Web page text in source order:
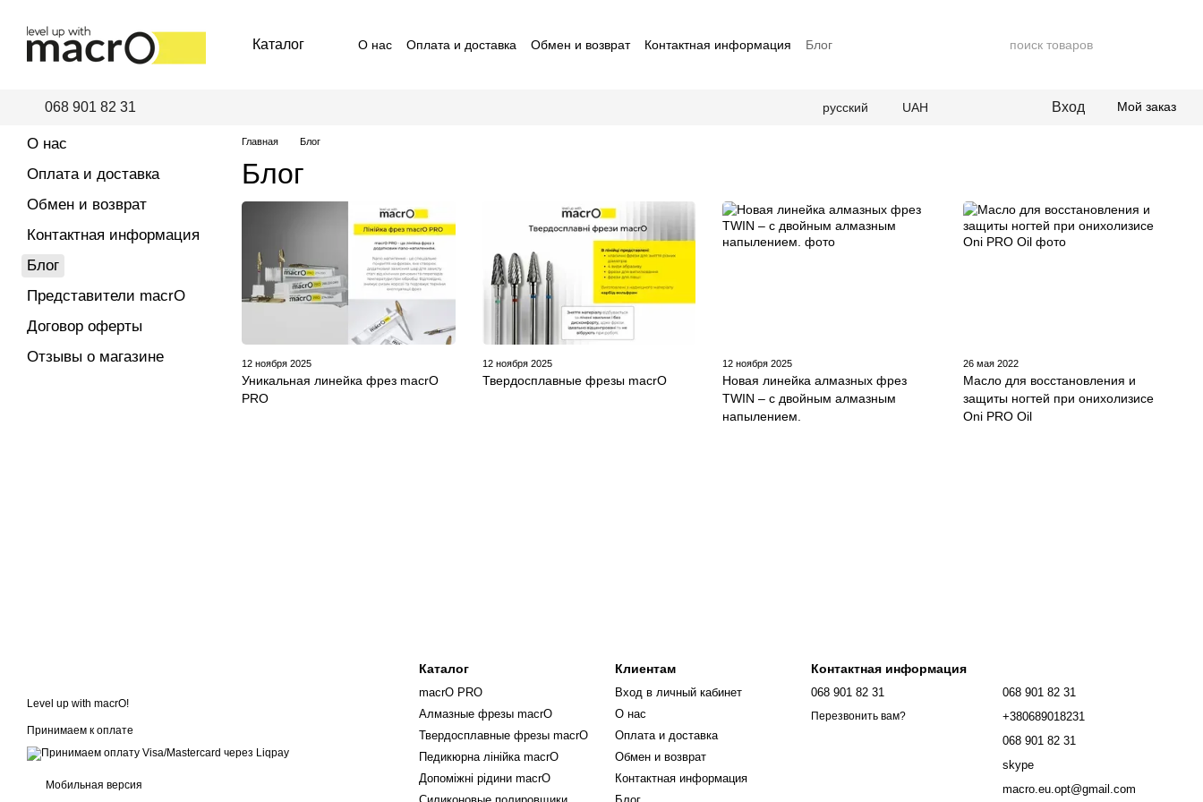
Каталог О нас Оплата и доставка Обмен и возврат Контактная информация
Блог
068 901 82 31 русский UAH Вход Мой заказ
Главная Блог
Блог
12 ноября 2025
Уникальная линейка фрез macrO
PRO
12 ноября 2025
Твердосплавные фрезы macrO
12 ноября 2025
Новая линейка алмазных фрез
TWIN – с двойным алмазным
напылением.
26 мая 2022
Масло для восстановления и
защиты ногтей при онихолизисе
Oni PRO Oil
О нас
Оплата и доставка
Обмен и возврат
Контактная информация
Блог
Представители macrO
Договор оферты
Отзывы о магазине
Level up with macrO!
Принимаем к оплате
Мобильная версия
Каталог
macrO PRO
Алмазные фрезы macrO
Твердосплавные фрезы macrO
Педикюрна лінійка macrO
Допоміжні рідини macrO
Клиентам
Вход в личный кабинет
О нас
Оплата и доставка
Обмен и возврат
Контактная информация
Контактная информация
068 901 82 31
Перезвонить вам?
068 901 82 31
+380689018231
068 901 82 31
skype
macro.eu.opt@gmail.com